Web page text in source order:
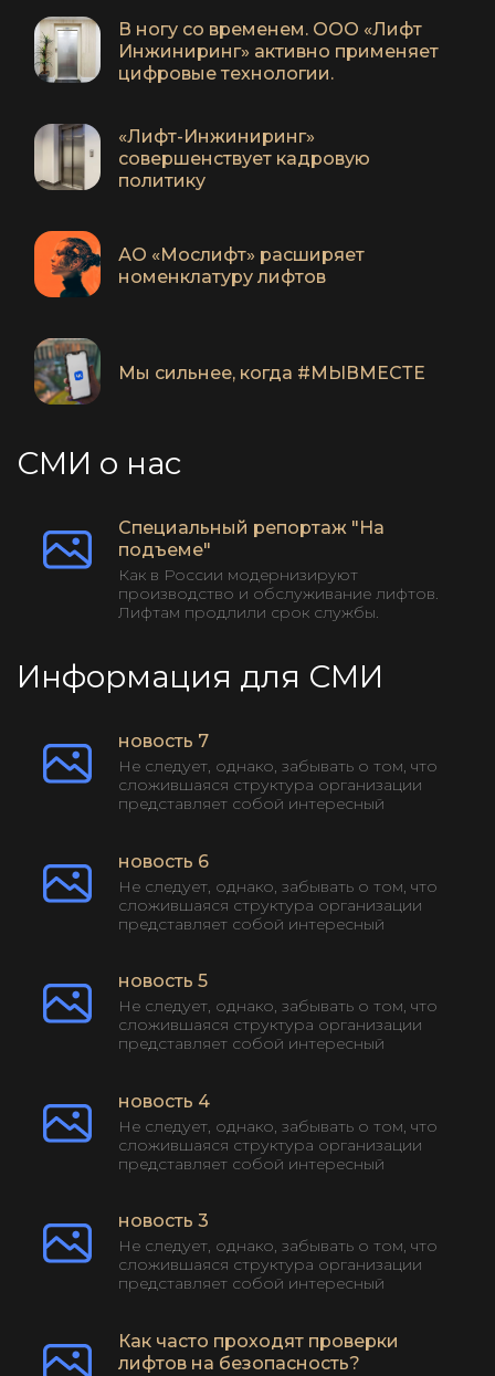
В ногу со временем. ООО «Лифт
Инжиниринг» активно применяет
цифровые технологии.
«Лифт-Инжиниринг»
совершенствует кадровую
политику
АО «Мослифт» расширяет
номенклатуру лифтов
Мы сильнее, когда #МЫВМЕСТЕ
СМИ о нас
Специальный репортаж "На
подъеме"
Как в России модернизируют
производство и обслуживание лифтов.
Лифтам продлили срок службы.
Информация для СМИ
новость 7
Не следует, однако, забывать о том, что
сложившаяся структура организации
представляет собой интересный
новость 6
Не следует, однако, забывать о том, что
сложившаяся структура организации
представляет собой интересный
новость 5
Не следует, однако, забывать о том, что
сложившаяся структура организации
представляет собой интересный
новость 4
Не следует, однако, забывать о том, что
сложившаяся структура организации
представляет собой интересный
новость 3
Не следует, однако, забывать о том, что
сложившаяся структура организации
представляет собой интересный
Как часто проходят проверки
лифтов на безопасность?